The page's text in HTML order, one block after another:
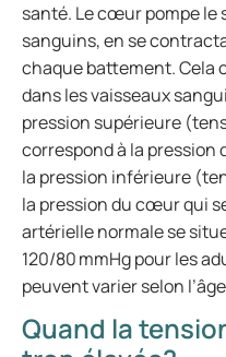
santé. Le cœur pompe le
sanguins, en se
chaque battement. Cela
dans les vaisseaux
pression supérieure
correspond à la
la pression inférieure
la pression du cœur qui
artérielle normale se
120/80 mmHg pour les
peuvent varier selon
Quand la